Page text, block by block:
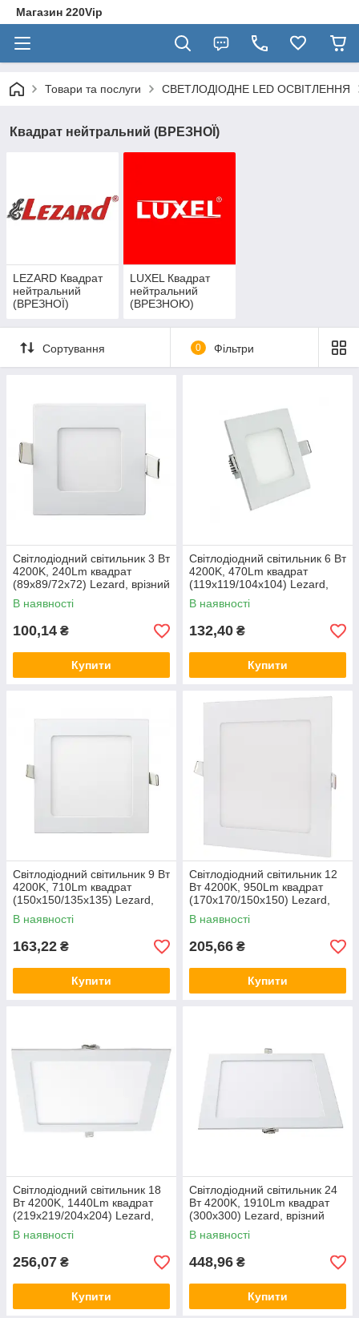
Магазин 220Vip
Товари та послуги СВЕТЛОДІОДНЕ LED ОСВІТЛЕННЯ
Квадрат нейтральний (ВРЕЗНОЇ)
LEZARD Квадрат
нейтральний
(ВРЕЗНОЇ)
LUXEL Квадрат
нейтральний
(ВРЕЗНОЮ)
Сортування 0 Фільтри
Світлодіодний світильник 3 Вт
4200K, 240Lm квадрат
(89x89/72x72) Lezard, врізний
даунтлайт, Лезард downlight
В наявності
100,14 ₴
Купити
Світлодіодний світильник 6 Вт
4200K, 470Lm квадрат
(119x119/104x104) Lezard,
врізний даунлайт, Лезард
downlight
В наявності
132,40 ₴
Купити
Світлодіодний світильник 9 Вт
4200K, 710Lm квадрат
(150x150/135x135) Lezard,
врізний даунлайт, Лезард
downlight
В наявності
163,22 ₴
Купити
Світлодіодний світильник 12
Вт 4200K, 950Lm квадрат
(170x170/150x150) Lezard,
врізний даунлайт, Лезард
downlight
В наявності
205,66 ₴
Купити
Світлодіодний світильник 18
Вт 4200K, 1440Lm квадрат
(219x219/204x204) Lezard,
врізний даунтлайт, Лезард
downlight
В наявності
256,07 ₴
Купити
Світлодіодний світильник 24
Вт 4200K, 1910Lm квадрат
(300x300) Lezard, врізний
даунтлайт, Лезард downlight
В наявності
448,96 ₴
Купити